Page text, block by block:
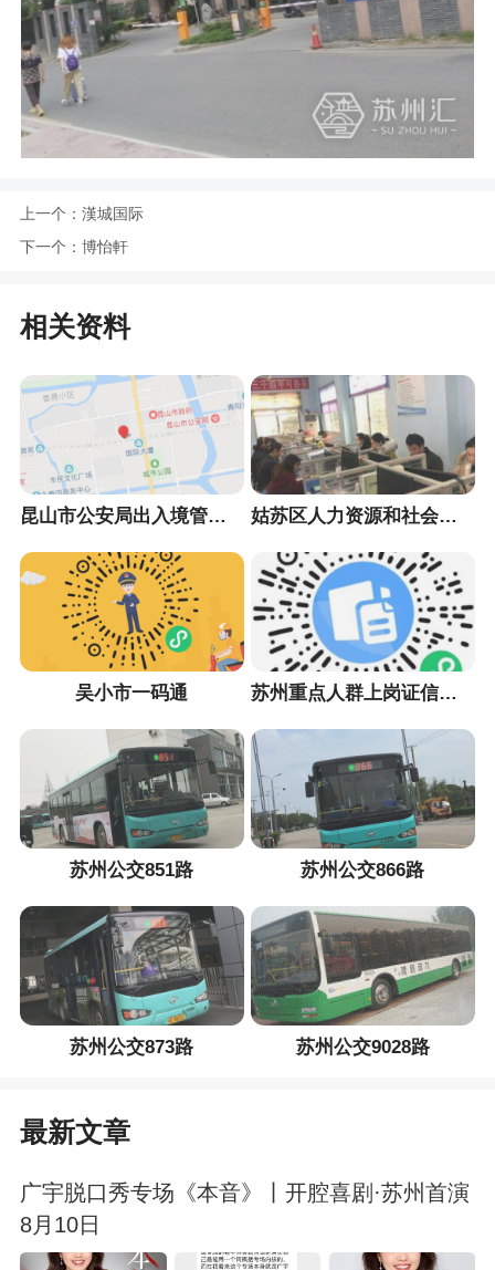
上一个： 漢城国际
下一个： 博怡軒
相关资料
昆山市公安局出入境管理大队 姑苏区人力资源和社会保障局
吴小市一码通 苏州重点人群上岗证信息采集小程序
苏州公交851路 苏州公交866路
苏州公交873路 苏州公交9028路
最新文章
广宇脱口秀专场《本音》丨开腔喜剧·苏州首演
8月10日